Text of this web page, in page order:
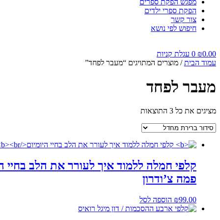
מפגש הפקת ספרים
הפקת ספרי ילדים
צור קשר
חיפוש לפי נושא
₪0.00
0 עגלת קניות
עמוד הבית/ מוצרים המתויגים “מעבר לפחד”
מעבר לפחד
מציגים את כל ⁦3⁩ התוצאות
קלפי חמלה ללמוד איך לעורר את הלב בחיי
פמה צ’ודרון
₪99.00 הוספה לסל